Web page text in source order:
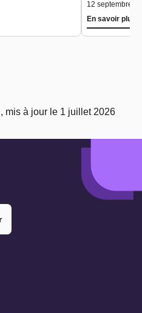
12 septembre
En savoir plus
mis à jour le 1 juillet 2026